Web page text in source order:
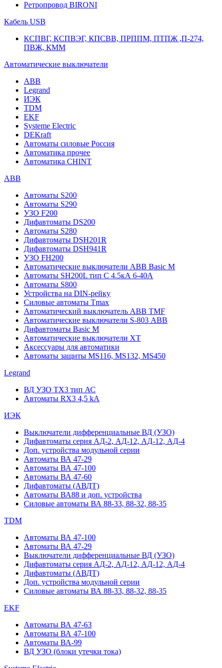
Ретропровод BIRONI
Кабель USB
КСПВГ, КСПВЭГ, КПСВВ, ПРППМ, ПТПЖ ,П-274,
ПВЖ, КММ
Автоматические выключатели
ABB
Legrand
ИЭК
TDM
EKF
Systeme Electric
DEKraft
Автоматы силовые Россия
Автоматика прочее
Автоматика CHINT
ABB
Автоматы S200
Автоматы S290
УЗО F200
Дифавтоматы DS200
Автоматы S280
Дифавтоматы DSH201R
Дифавтоматы DSH941R
УЗО FH200
Автоматические выключатели ABB Basic M
Автоматы SH200L тип С 4.5кА 6-40А
Автоматы S800
Устройства на DIN-рейку
Силовые автоматы Tmax
Автоматический выключатель ABB TMF
Автоматические выключатели S-803 АВВ
Дифавтоматы Basic M
Автоматические выключатели XT
Аксессуары для автоматики
Автоматы защиты MS116, MS132, MS450
Legrand
ВД УЗО TX3 тип АС
Автоматы RX3 4,5 kA
ИЭК
Выключатели дифференциальные ВД (УЗО)
Дифавтоматы серия АД-2, АД-12, АД-12, АД-4
Доп. устройства модульной серии
Автоматы ВА 47-29
Автоматы ВА 47-100
Автоматы ВА 47-60
Дифавтоматы (АВДТ)
Автоматы ВА88 и доп. устройства
Силовые автоматы ВА 88-33, 88-32, 88-35
TDM
Автоматы ВА 47-100
Автоматы ВА 47-29
Выключатели дифференциальные ВД (УЗО)
Дифавтоматы серия АД-2, АД-12, АД-12, АД-4
Дифавтоматы (АВДТ)
Доп. устройства модульной серии
Силовые автоматы ВА 88-33, 88-32, 88-35
EKF
Автоматы ВА 47-63
Автоматы ВА 47-100
Автоматы ВА-99
ВД УЗО (блоки утечки тока)